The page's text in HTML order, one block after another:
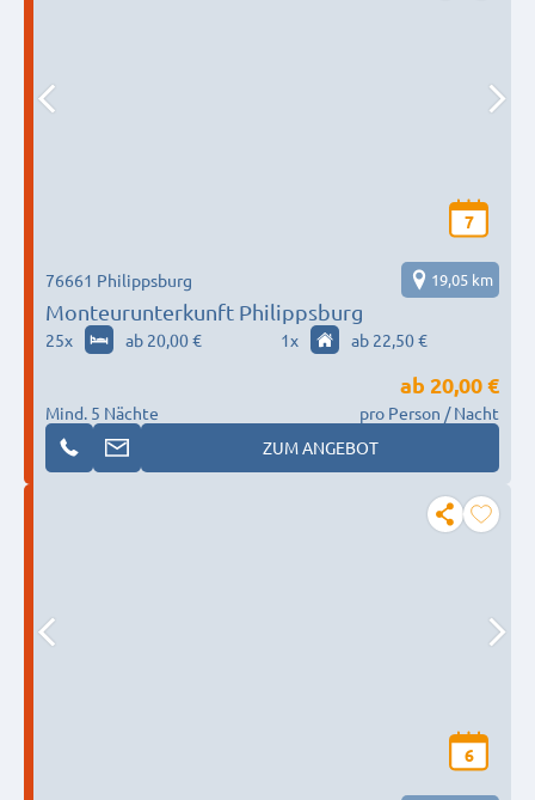
7
Monteurunterkunft Philippsburg
76661 Philippsburg 19,05 km
25x ab 20,00 € 1x ab 22,50 €
Mind. 5 Nächte
ab 20,00 €
pro Person / Nacht
ZUM ANGEBOT
6